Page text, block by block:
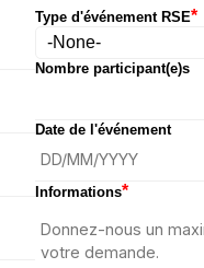
Type d'événement RSE*
Nombre participant(e)s
Date de l'événement
Informations*